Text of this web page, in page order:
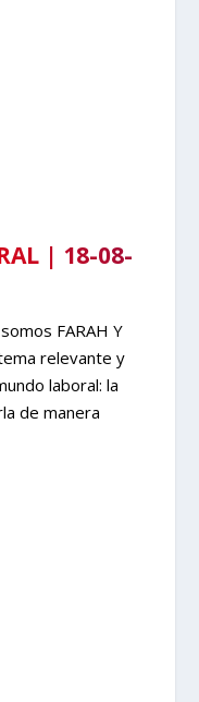
| 18-08-
FARAH Y
relevante y
laboral: la
de manera